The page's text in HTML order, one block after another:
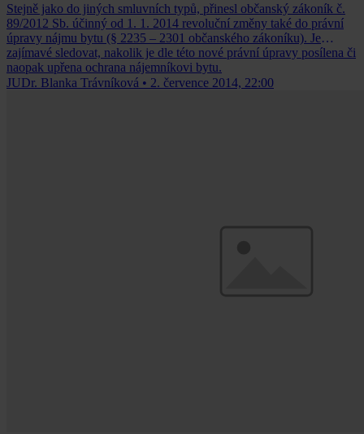
Stejně jako do jiných smluvních typů, přinesl občanský zákoník č.
89/2012 Sb. účinný od 1. 1. 2014 revoluční změny také do právní
úpravy nájmu bytu (§ 2235 – 2301 občanského zákoníku). Je
zajímavé sledovat, nakolik je dle této nové právní úpravy posílena či
naopak upřena ochrana nájemníkovi bytu.
JUDr. Blanka Trávníková • 2. července 2014, 22:00